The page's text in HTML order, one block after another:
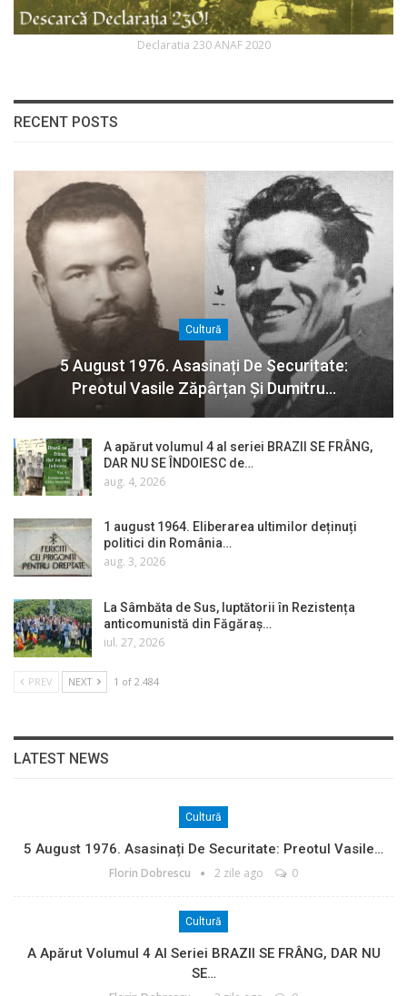
Declaratia 230 ANAF 2020
RECENT POSTS
Cultură
5 August 1976. Asasinați De Securitate:
Preotul Vasile Zăpârțan Și Dumitru…
A apărut volumul 4 al seriei BRAZII SE FRÂNG,
DAR NU SE ÎNDOIESC de…
aug. 4, 2026
1 august 1964. Eliberarea ultimilor deținuți
politici din România…
aug. 3, 2026
La Sâmbăta de Sus, luptătorii în Rezistența
anticomunistă din Făgăraș…
iul. 27, 2026
PREV NEXT 1 of 2.484
LATEST NEWS
Cultură
5 August 1976. Asasinați De Securitate: Preotul Vasile…
Florin Dobrescu 2 zile ago 0
Cultură
A Apărut Volumul 4 Al Seriei BRAZII SE FRÂNG, DAR NU
SE…